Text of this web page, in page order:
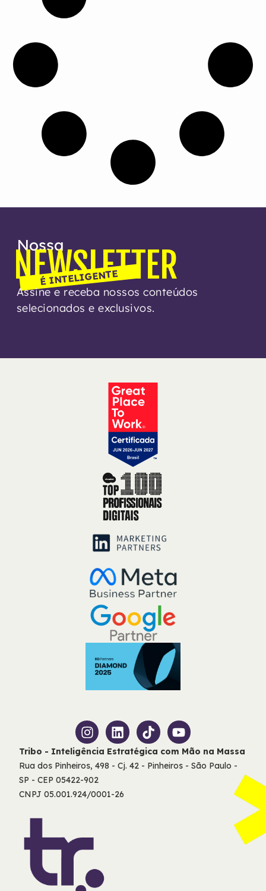
Nossa
NEWSLETTER
É INTELIGENTE
Assine e receba nossos conteúdos
selecionados e exclusivos.
Tribo - Inteligência Estratégica com Mão na Massa
Rua dos Pinheiros, 498 - Cj. 42 - Pinheiros - São Paulo -
SP - CEP 05422-902
CNPJ 05.001.924/0001-26